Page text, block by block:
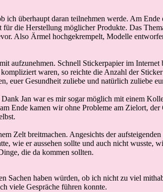
überhaupt daran teilnehmen werde. Am
die Herstellung möglicher Produkte. Das
Also Ärmel hochgekrempelt, Modelle
aufzunehmen. Schnell Stickerpapier im
waren, so reichte die Anzahl der
euer Gesundheit zuliebe und natürlich zuliebe
Jan war es mir sogar möglich mit einem
Ende kamen wir ohne Probleme am Zielort, der
Zelt breitmachen. Angesichts der
wie er aussehen sollte und auch nicht wusste,
die da kommen sollten.
Sachen haben würden, ob ich nicht zu viel
viele Gespräche führen konnte.